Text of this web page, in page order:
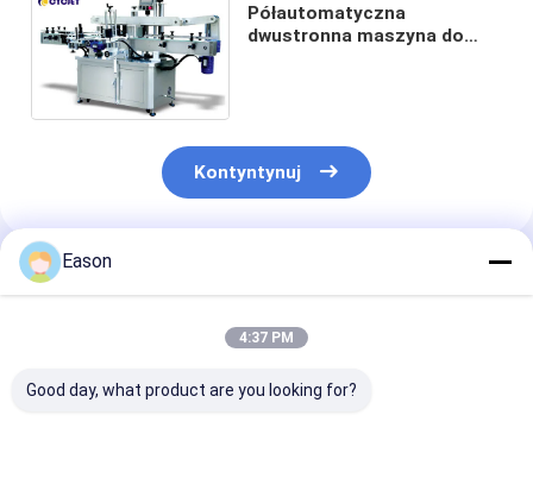
Półautomatyczna
dwustronna maszyna do
Kontyntynuj
Polecane Produkty
Eason
4:37 PM
Good day, what product are you looking for?